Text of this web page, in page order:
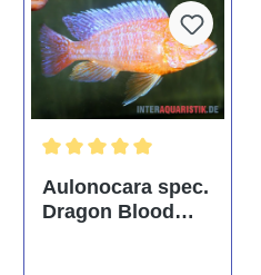
Aulonocara spec.
Dragon Blood